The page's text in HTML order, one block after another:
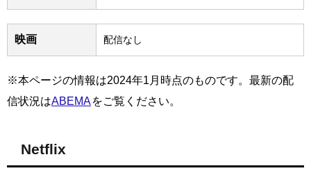
映画 配信なし
※本ページの情報は2024年1月時点のものです。最新の配
信状況はABEMAをご覧ください。
Netflix